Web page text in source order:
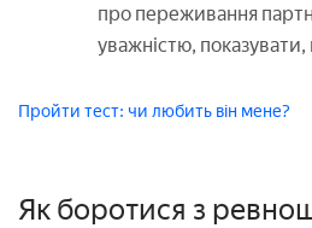
про переживання
уважністю,
Пройти тест: чи любить він мене?
Як боротися з